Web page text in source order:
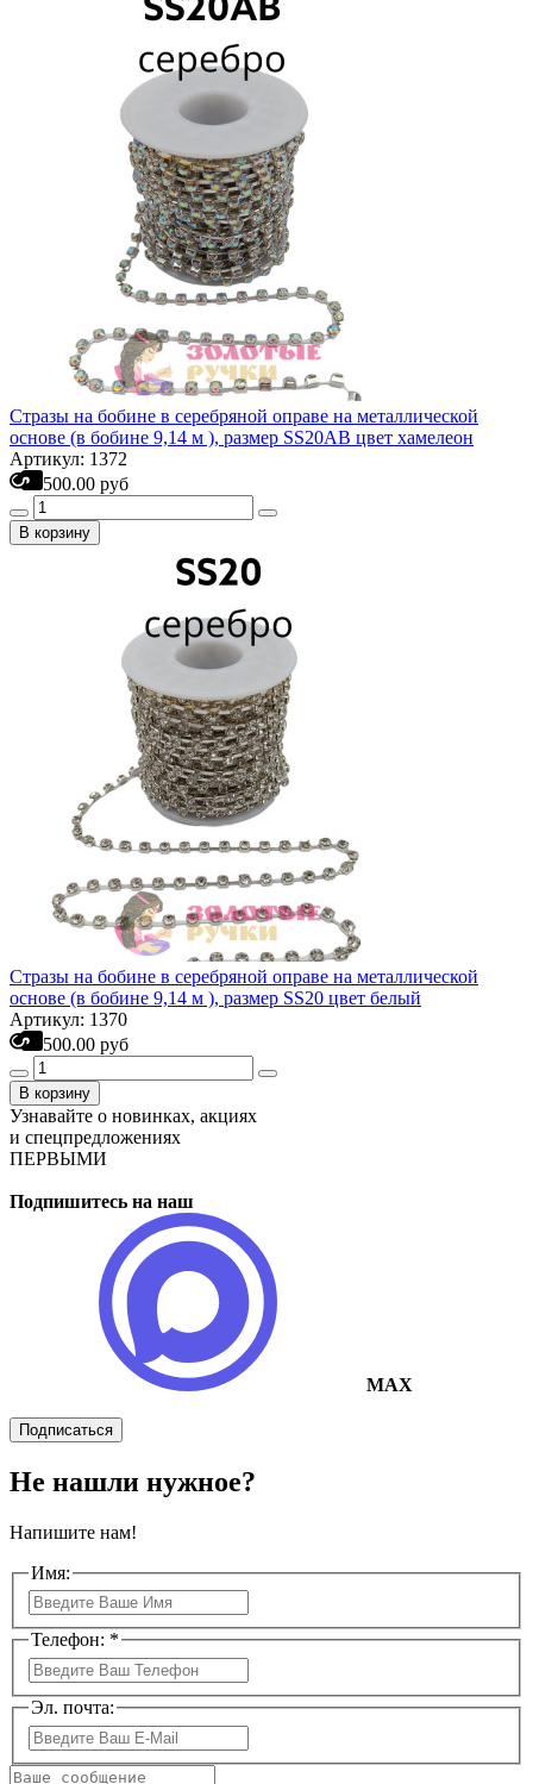
Стразы на бобине в серебряной оправе на металлической
основе (в бобине 9,14 м ), размер SS20AB цвет хамелеон
Артикул: 1372
500.00 руб
В корзину
Стразы на бобине в серебряной оправе на металлической
основе (в бобине 9,14 м ), размер SS20 цвет белый
Артикул: 1370
500.00 руб
В корзину
Узнавайте о новинках, акциях
и спецпредложениях
ПЕРВЫМИ
Подпишитесь на наш
MAX
Подписаться
Не нашли нужное?
Напишите нам!
Имя:
Телефон: *
Эл. почта: